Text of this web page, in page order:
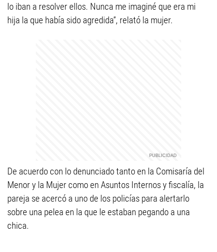
lo iban a resolver ellos. Nunca me imaginé que era mi
hija la que había sido agredida”, relató la mujer.
De acuerdo con lo denunciado tanto en la Comisaría del
Menor y la Mujer como en Asuntos Internos y fiscalía, la
pareja se acercó a uno de los policías para alertarlo
sobre una pelea en la que le estaban pegando a una
chica.